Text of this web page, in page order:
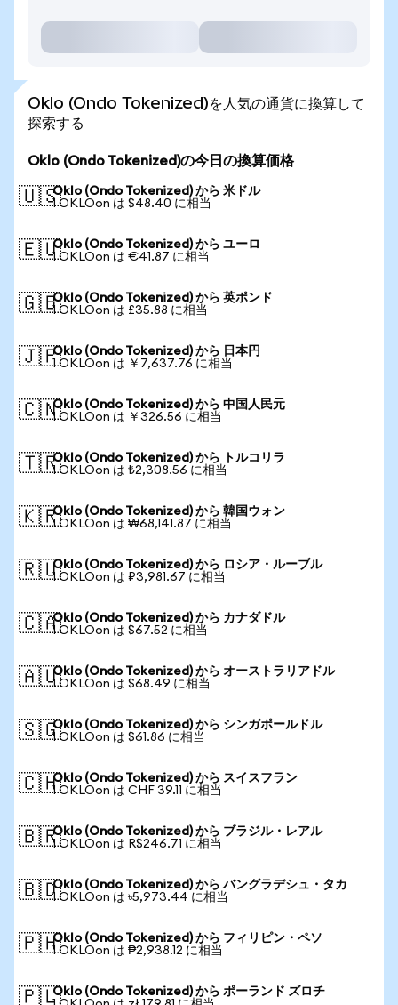
Oklo (Ondo Tokenized)を人気の通貨に換算して
探索する
Oklo (Ondo Tokenized)の今日の換算価格
🇺🇸Oklo (Ondo Tokenized) から 米ドル
1 OKLOon は $48.40 に相当
🇪🇺Oklo (Ondo Tokenized) から ユーロ
1 OKLOon は €41.87 に相当
🇬🇧Oklo (Ondo Tokenized) から 英ポンド
1 OKLOon は £35.88 に相当
🇯🇵Oklo (Ondo Tokenized) から 日本円
1 OKLOon は ￥7,637.76 に相当
🇨🇳Oklo (Ondo Tokenized) から 中国人民元
1 OKLOon は ￥326.56 に相当
🇹🇷Oklo (Ondo Tokenized) から トルコリラ
1 OKLOon は ₺2,308.56 に相当
🇰🇷Oklo (Ondo Tokenized) から 韓国ウォン
1 OKLOon は ₩68,141.87 に相当
🇷🇺Oklo (Ondo Tokenized) から ロシア・ルーブル
1 OKLOon は ₽3,981.67 に相当
🇨🇦Oklo (Ondo Tokenized) から カナダドル
1 OKLOon は $67.52 に相当
🇦🇺Oklo (Ondo Tokenized) から オーストラリアドル
1 OKLOon は $68.49 に相当
🇸🇬Oklo (Ondo Tokenized) から シンガポールドル
1 OKLOon は $61.86 に相当
🇨🇭Oklo (Ondo Tokenized) から スイスフラン
1 OKLOon は CHF 39.11 に相当
🇧🇷Oklo (Ondo Tokenized) から ブラジル・レアル
1 OKLOon は R$246.71 に相当
🇧🇩Oklo (Ondo Tokenized) から バングラデシュ・タカ
1 OKLOon は ৳5,973.44 に相当
🇵🇭Oklo (Ondo Tokenized) から フィリピン・ペソ
1 OKLOon は ₱2,938.12 に相当
🇵🇱Oklo (Ondo Tokenized) から ポーランド ズロチ